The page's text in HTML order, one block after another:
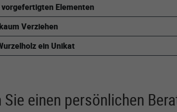
Elementen
Verziehen
ein Unikat
Sie einen persönlichen